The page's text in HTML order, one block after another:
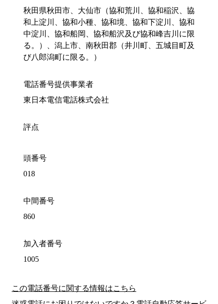
秋田県秋田市、大仙市（協和荒川、協和稲沢、協
和上淀川、協和小種、協和境、協和下淀川、協和
中淀川、協和船岡、協和船沢及び協和峰吉川に限
る。）、潟上市、南秋田郡（井川町、五城目町及
び八郎潟町に限る。）
電話番号提供事業者
東日本電信電話株式会社
評点
頭番号
018
中間番号
860
加入者番号
1005
この電話番号に関する情報はこちら